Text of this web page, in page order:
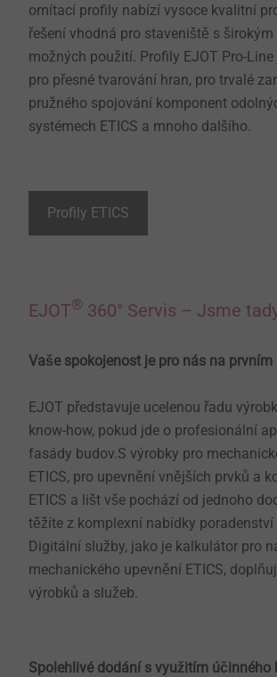
omítací profily nabízí vysoce kvalitní
řešení vhodná pro staveniště s širokým
možných použití. Profily EJOT Pro-
pro přesné tvarování hran, pro trvalé
pružného spojování komponent
systémech ETICS a mnoho dalšího.
Profily ETICS
EJOT® 360° Servis – Jsme
Vaše spokojenost je pro nás na prvním
EJOT představuje ucelenou řadu
know-how, pokud jde o profesionální
fasády budov.S výrobky pro
ETICS, pro upevnění vnějších prvků a
ETICS a lišt vše pochází od jednoho
těžíte z komplexní nabídky poradenství
Digitální služby, jako je kalkulátor pro
mechanického upevnění ETICS,
výrobků a služeb.
Spolehlivé dodání s využitím účinného